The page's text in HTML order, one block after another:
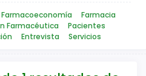
Farmacoeconomía
Farmacia
Farmacéutica
Pacientes
Entrevista Servicios